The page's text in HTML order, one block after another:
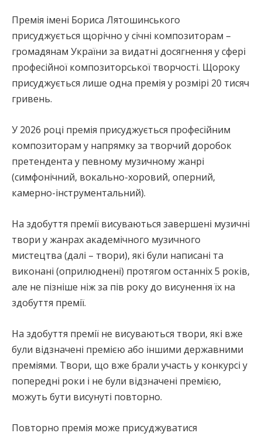
Премія імені Бориса Лятошинського
присуджується щорічно у січні композиторам –
громадянам України за видатні досягнення у сфері
професійної композиторської творчості. Щороку
присуджується лише одна премія у розмірі 20 тисяч
гривень.
У 2026 році премія присуджується професійним
композиторам у напрямку за творчий доробок
претендента у певному музичному жанрі
(симфонічний, вокально-хоровий, оперний,
камерно-інструментальний).
На здобуття премії висуваються завершені музичні
твори у жанрах академічного музичного
мистецтва (далі – твори), які були написані та
виконані (оприлюднені) протягом останніх 5 років,
але не пізніше ніж за пів року до висунення їх на
здобуття премії.
На здобуття премії не висуваються твори, які вже
були відзначені премією або іншими державними
преміями. Твори, що вже брали участь у конкурсі у
попередні роки і не були відзначені премією,
можуть бути висунуті повторно.
Повторно премія може присуджуватися